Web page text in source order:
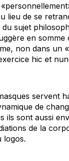
lieu de se
du sujet
en somme
non dans un
hic et
servent
de
ils sont aussi
de la
logos.